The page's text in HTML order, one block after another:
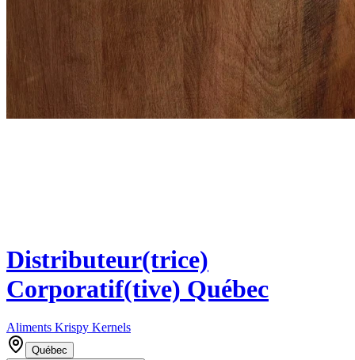
Distributeur(trice)
Corporatif(tive) Québec
Aliments Krispy Kernels
Québec